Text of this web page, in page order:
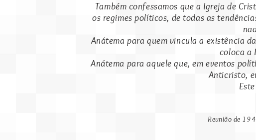
Também confessamos que a Igreja de
os regimes políticos, de todas as
Anátema para quem vincula a existência
coloca a
Anátema para aquele que, em eventos
Anticristo,
Reunião de